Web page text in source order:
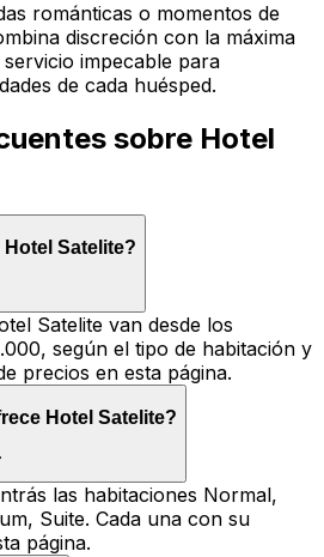
románticas o momentos de
discreción con la máxima
impecable para
de cada huésped.
sobre Hotel
Satelite?
Satelite van desde los
según el tipo de habitación y
precios en esta página.
Hotel Satelite?
las habitaciones Normal,
Suite. Cada una con su
página.